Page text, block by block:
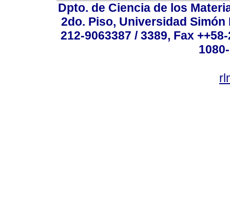
Dpto. de Ciencia de los
2do. Piso, Universidad
212-9063387 / 3389, Fax